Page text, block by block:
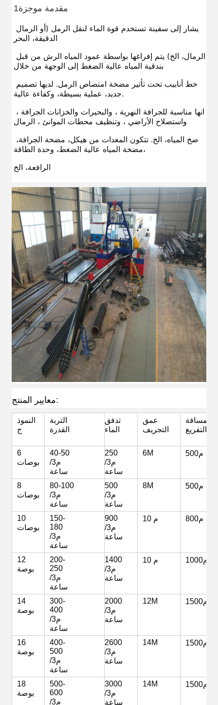
1مقدمة موجزة
الدقيقة، البحر
بندقية المياه عالية الضغط إلى الوجهة من خلال
جديد، عملية بسيطة، وكفاءة عالية.
واستصلاح الأراضي ، وتنظيف محطات الموانئ ، الرمال
مضخة المياه عالية الضغط، وحدة الطاقة،
الرافعة، الخ
معايير المنتج:
النموذ
ج
التربة
القدرة
تدفق
الماء
عمق
التجريف
مسافة
التفريغ
6
بوصات
40-50
م3/
ساعة
250
م3/
ساعة
6M 500م
8
بوصات
80-100
م3/
ساعة
500
م3/
ساعة
8M 500م
10
بوصات
150-
180
م3/
ساعة
900
م3/
ساعة
10 م 800م
12
بوصة
200-
250
م3/
ساعة
1400
م3/
ساعة
10 م 1000م
14
بوصة
300-
400
م3/
ساعة
2000
م3/
ساعة
12M 1500م
16
بوصة
400-
500
م3/
ساعة
2600
م3/
ساعة
14M 1500م
18
بوصة
500-
600
م3/
3000
م3/
ساعة
14M 1500م